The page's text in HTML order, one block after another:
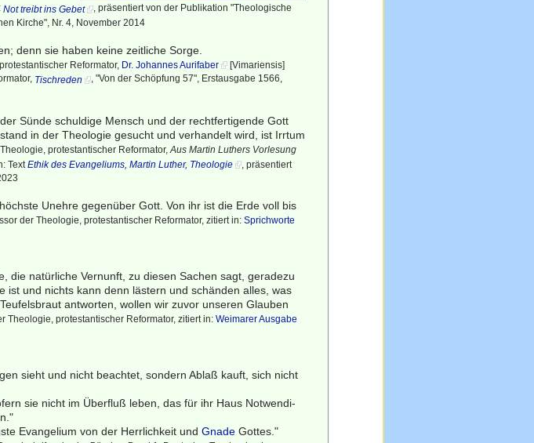
Not treibt ins Gebet
, präsentiert von der Publikation "Theologische
Kirche", Nr. 4, November 2014
denn sie haben keine zeitliche Sorge.
Reformator, Dr. Johannes Aurifaber [Vimariensis]
Tischreden
, "Von der Schöpfung 57", Erstausgabe 1566,
Sünde schuldige Mensch und der rechtfertigende Gott
in der Theologie gesucht und verhandelt wird, ist Irrtum
protestantischer Reformator,Aus Martin Luthers Vorlesung
TextEthik des Evangeliums, Martin Luther, Theologie , präsentiert
Unehre gegenüber Gott. Von ihr ist die Erde voll bis
der Theologie, protestantischer Reformator, zitiert in:Sprichworte
die natürliche Vernunft, zu diesen Sachen sagt, geradezu
ist und nichts kann denn lästern und schänden alles, was
antworten, wollen wir zuvor unseren Glauben
Theologie, protestantischer Reformator, zitiert in:Weimarer Ausgabe
sieht und nicht beachtet, sondern Ablaß kauft, sich nicht
sie nicht im Überfluß leben, das für ihr Haus Notwendi-
Evangelium von der Herrlichkeit undGnade Gottes."